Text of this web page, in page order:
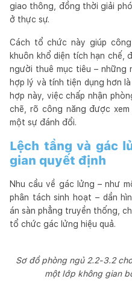
giao thông, đồng thời giải
ở thực sự.
Cách tổ chức này giúp
khuôn khổ diện tích hạn chế,
người thuê mục tiêu –
hợp lý và tính tiện dụng hơn
hợp này, việc chấp nhận
chẽ, rõ công năng được
một sự đánh đổi.
Lệch tầng và gác
gian quyết định
Nhu cầu về gác lửng – như
phân tách sinh hoạt – dần
án sàn phẳng truyền thống,
tổ chức gác lửng hiệu quả.
Sơ đồ phòng ngủ 2.2-3.2
một lớp không gian